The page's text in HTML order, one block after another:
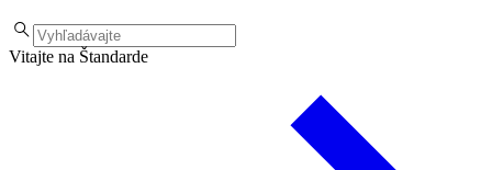
Vitajte na Štandarde